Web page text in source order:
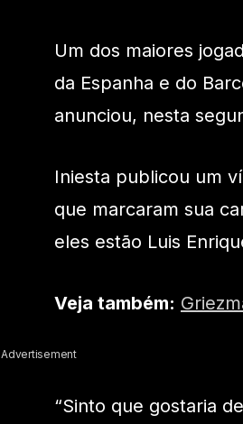
Um dos maiores
da Espanha e do
anunciou, nesta
Iniesta publicou um
que marcaram sua
eles estão Luis
Veja também:
Advertisement
“Sinto que gostaria